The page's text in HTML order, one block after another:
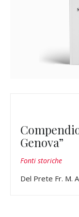
Genova”
Fonti storiche
Del Prete Fr. M.